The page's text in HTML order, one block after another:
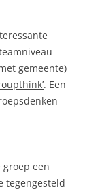
gemeente)
. Een
een
tegengesteld